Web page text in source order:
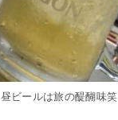
昼ビールは旅の醍醐味笑